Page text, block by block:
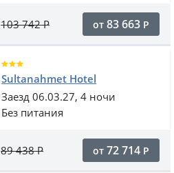
103 742Р от 83 663 Р
Sultanahmet Hotel
Заезд 06.03.27, 4 ночи
Без питания
89 438Р от 72 714 Р